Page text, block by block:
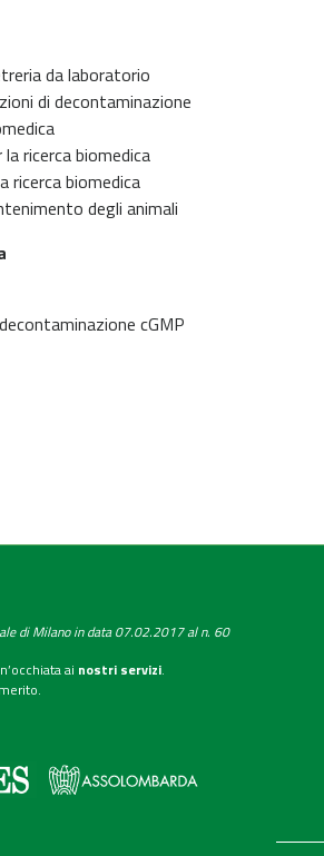
da laboratorio
di decontaminazione
ricerca biomedica
ricerca biomedica
degli animali
cGMP
di Milano in data 07.02.2017 al n. 60
ai nostri servizi.